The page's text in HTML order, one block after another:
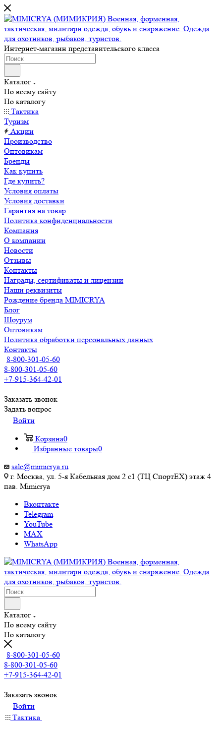
Интернет-магазин представительского класса
Каталог
По всему сайту
По каталогу
Тактика
Туризм
Акции
Производство
Оптовикам
Бренды
Как купить
Где купить?
Условия оплаты
Условия доставки
Гарантия на товар
Политика конфиденциальности
Компания
О компании
Новости
Отзывы
Контакты
Награды, сертификаты и лицензии
Наши реквизиты
Рождение бренда MIMICRYA
Блог
Шоурум
Оптовикам
Политика обработки персональных данных
Контакты
8-800-301-05-60
8-800-301-05-60
+7-915-364-42-01
Заказать звонок
Задать вопрос
Войти
Корзина0
Избранные товары0
sale@mimicrya.ru
г. Москва, ул. 5-я Кабельная дом 2 с1 (ТЦ СпортEX) этаж 4
пав. Mimicrya
Вконтакте
Telegram
YouTube
MAX
WhatsApp
Каталог
По всему сайту
По каталогу
8-800-301-05-60
8-800-301-05-60
+7-915-364-42-01
Заказать звонок
Войти
Тактика